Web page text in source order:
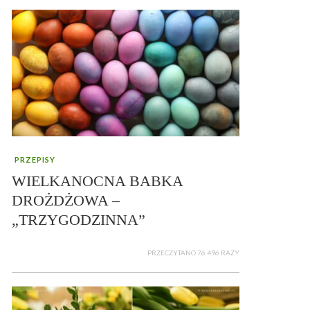
PRZEPISY
WIELKANOCNA BABKA
DROŻDŻOWA –
„TRZYGODZINNA”
PRZECZYTANO 76 496 RAZY